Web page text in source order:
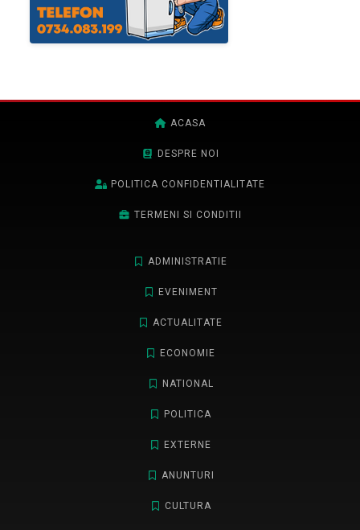
ACASA
DESPRE NOI
POLITICA CONFIDENTIALITATE
TERMENI SI CONDITII
ADMINISTRATIE
EVENIMENT
ACTUALITATE
ECONOMIE
NATIONAL
POLITICA
EXTERNE
ANUNTURI
CULTURA